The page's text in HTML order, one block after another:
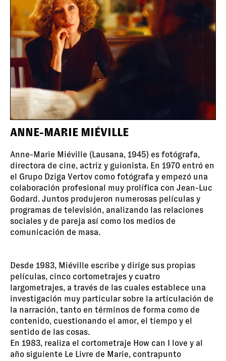
ANNE-MARIE MIÉVILLE
Anne-Marie Miéville (Lausana, 1945) es fotógrafa,
directora de cine, actriz y guionista. En 1970 entró en
el Grupo Dziga Vertov como fotógrafa y empezó una
colaboración profesional muy prolífica con Jean-Luc
Godard. Juntos produjeron numerosas películas y
programas de televisión, analizando las relaciones
sociales y de pareja así como los medios de
comunicación de masa.
Desde 1983, Miéville escribe y dirige sus propias
películas, cinco cortometrajes y cuatro
largometrajes, a través de las cuales establece una
investigación muy particular sobre la articulación de
la narración, tanto en términos de forma como de
contenido, cuestionando el amor, el tiempo y el
sentido de las cosas.
En 1983, realiza el cortometraje How can I love y al
año siguiente Le Livre de Marie, contrapunto